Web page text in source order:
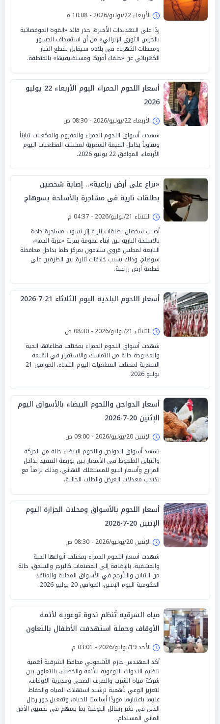
الأربعاء 22/يوليو/2026 - 10:08 م
ردًا على التهديدات الأخيرة، حذر قائد «القوة الجوفضائية
بالحرس الثوري الإيراني» من أن استهداف الجسور
ومحطات الكهرباء في بلاده سيقابل بقطع التيار
الكهربائي عن «حلفاء أمريكا ومستضيفيها» بالمنطقة.
أسعار اللحوم الحمراء اليوم الأربعاء 22 يوليو
2026
الأربعاء 22/يوليو/2026 - 08:30 ص
شهدت أسواق اللحوم الحمراء والمفروم والمكعبات تبايناً
وتفاوتاً بداخل القيمة السعرية لمختلف القطعيات اليوم
الأربعاء، الموافق 22 يوليو 2026.
«نزاع على أرض زراعية».. إصابة شخصين
بطلقات نارية في مشاجرة بالأسلحة بسوهاج
الثلاثاء 21/يوليو/2026 - 04:37 م
أصيب شخصان بطلقات نارية إثر نشوب مشاجرة حادة
بالأسلحة النارية بين أبناء عمومة بقرية «عزبة الحما»،
التابعة لمجلس قروي سلامون بمركز طما بداخل محافظة
سوهاج، وذلك بسبب خلافات ثائرة بين الطرفين على
قطعة أرض زراعية.
أسعار اللحوم البلدية اليوم الثلاثاء 21-7-2026
الثلاثاء 21/يوليو/2026 - 08:30 ص
شهدت أسواق اللحوم الحمراء بمختلف قطاعاتها الحية
والمذبوحة حالة من التماسك والاستقرار في القيمة
السعرية لمختلف القطعيات اليوم الثلاثاء، الموافق 21
يوليو 2026.
أسعار الدواجن واللحوم البيضاء بالأسواق اليوم
الإثنين 20-7-2026
الإثنين 20/يوليو/2026 - 09:00 ص
تشهد أسواق الدواجن واللحوم البيضاء حالة من الحركة
والتباين الملحوظ في الأسعار بين بورصة التنفيذ بداخل
المزارع وأسعار البيع للمستهلك النهائي، وذلك تزامناً مع
تذبذب معدلات العرض والطلب الحالية.
أسعار اللحوم بالأسواق ومحلات الجزارة اليوم
الإثنين 20-7-2026
الإثنين 20/يوليو/2026 - 08:30 ص
شهدت أسعار اللحوم الحمراء بمختلف أنواعها الحية
والمشفية، بالإضافة إلى المصنعات كالبرجر والسجق، حالة
من التباين والتأرجح في الأسواق المحلية والمنافذ
الحكومية اليوم الإثنين، الموافق 20 يوليو 2026.
مياه الشرقية تُنظم ندوة توعوية لأئمة
الأوقاف وحملة استهدفت الأطفال بالتعاون
مع مديريتي الأوقاف والشباب والرياضة
الأحد 19/يوليو/2026 - 03:01 م
أكد المهندس حازم الأشموني محافظ الشرقية أهمية
تنظيم الندوات التوعوية للأئمة والخطباء، بالتعاون بين
شركة مياه الشرب والصرف الصحي ومديرية الأوقاف،
لتعزيز الوعي بأهمية ترشيد استهلاك المياه والحفاظ
عليها باعتبارها موردًا أساسيًا للحياة، وتفعيل دور رجال
الدين في نشر رسائل التوعية بما يسهم في تحقيق الأمن
المائي المستدام.